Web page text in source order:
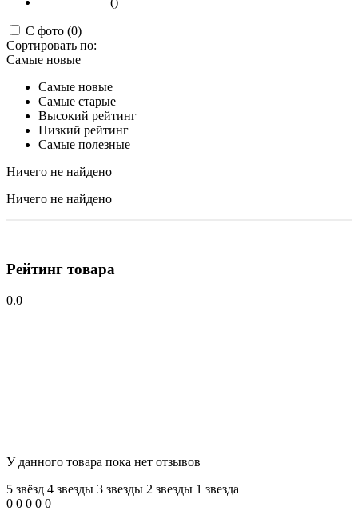
С фото (0)
Сортировать по:
Самые новые
Самые новые
Самые старые
Высокий рейтинг
Низкий рейтинг
Самые полезные
Ничего не найдено
Ничего не найдено
Рейтинг товара
0.0
У данного товара пока нет отзывов
5 звёзд 4 звeзды 3 звeзды 2 звeзды 1 звeзда
0 0 0 0 0